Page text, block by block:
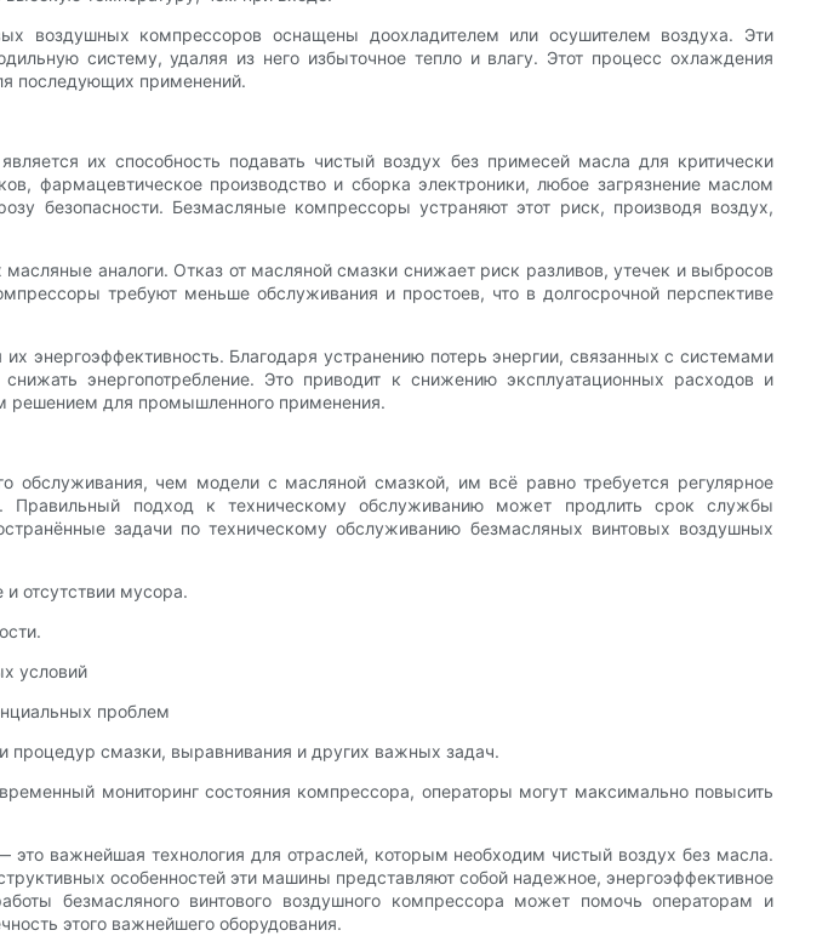
воздушных компрессоров оснащены доохладителем или осушителем воздуха. Эти
систему, удаляя из него избыточное тепло и влагу. Этот процесс охлаждения
последующих применений.
их способность подавать чистый воздух без примесей масла для критически
фармацевтическое производство и сборка электроники, любое загрязнение маслом
безопасности. Безмасляные компрессоры устраняют этот риск, производя воздух,
аналоги. Отказ от масляной смазки снижает риск разливов, утечек и выбросов
требуют меньше обслуживания и простоев, что в долгосрочной перспективе
Благодаря устранению потерь энергии, связанных с системами
энергопотребление. Это приводит к снижению эксплуатационных расходов и
решением для промышленного применения.
обслуживания, чем модели с масляной смазкой, им всё равно требуется регулярное
Правильный подход к техническому обслуживанию может продлить срок службы
задачи по техническому обслуживанию безмасляных винтовых воздушных
отсутствии мусора.
условий
проблем
процедур смазки, выравнивания и других важных задач.
мониторинг состояния компрессора, операторы могут максимально повысить
важнейшая технология для отраслей, которым необходим чистый воздух без масла.
особенностей эти машины представляют собой надежное, энергоэффективное
безмасляного винтового воздушного компрессора может помочь операторам и
этого важнейшего оборудования.